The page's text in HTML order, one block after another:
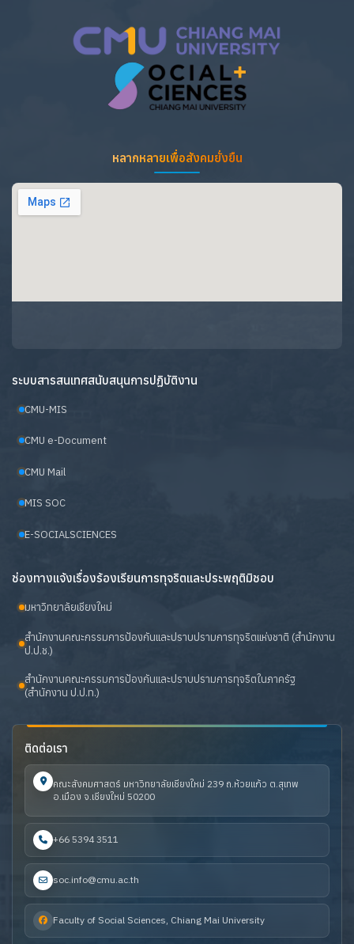
หลากหลายเพื่อสังคมยั่งยืน
ระบบสารสนเทศสนับสนุนการปฏิบัติงาน
CMU-MIS
CMU e-Document
CMU Mail
MIS SOC
E-SOCIALSCIENCES
ช่องทางแจ้งเรื่องร้องเรียนการทุจริตและประพฤติมิชอบ
มหาวิทยาลัยเชียงใหม่
สำนักงานคณะกรรมการป้องกันและปราบปรามการทุจริตแห่งชาติ (สำนักงาน
ป.ป.ช.)
สำนักงานคณะกรรมการป้องกันและปราบปรามการทุจริตในภาครัฐ
(สำนักงาน ป.ป.ท.)
ติดต่อเรา
คณะสังคมศาสตร์ มหาวิทยาลัยเชียงใหม่ 239 ถ.ห้วยแก้ว ต.สุเทพ
อ.เมือง จ.เชียงใหม่ 50200
+66 5394 3511
soc.info@cmu.ac.th
Faculty of Social Sciences, Chiang Mai University